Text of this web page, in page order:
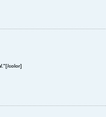
"[/color]